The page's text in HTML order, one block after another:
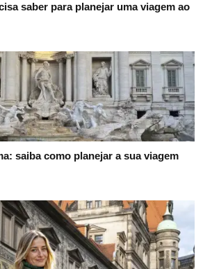
saber para planejar uma viagem ao
saiba como planejar a sua viagem